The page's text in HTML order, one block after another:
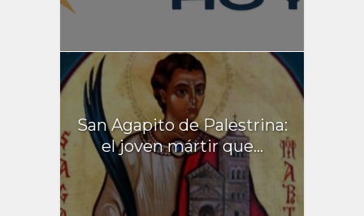
San Agapito de Palestrina:
el joven mártir que...